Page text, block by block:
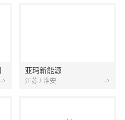
亚玛新能源
江苏 / 淮安